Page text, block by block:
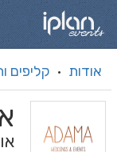
אודות · קליפים